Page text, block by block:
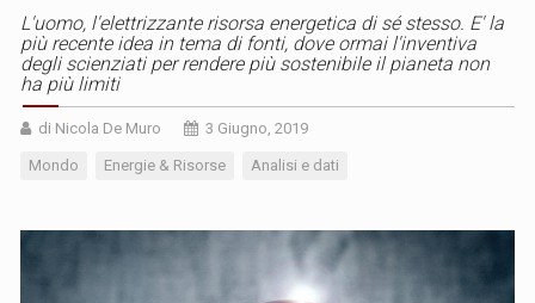
L'uomo, l'elettrizzante risorsa energetica di sé stesso. E' la
più recente idea in tema di fonti, dove ormai l'inventiva
degli scienziati per rendere più sostenibile il pianeta non
ha più limiti
di Nicola De Muro 3 Giugno, 2019
Mondo Energie & Risorse Analisi e dati